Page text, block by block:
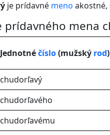
je prídavné meno akostné,
prídavného mena
Jednotnéčíslo(mužský rod)
chudorľavý
chudorľavého
chudorľavému